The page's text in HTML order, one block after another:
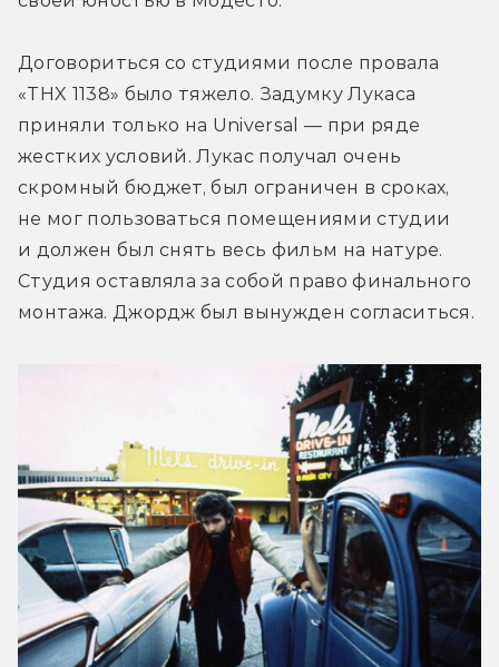
Договориться со студиями после провала
«THX 1138» было тяжело. Задумку Лукаса
приняли только на Universal — при ряде
жестких условий. Лукас получал очень
скромный бюджет, был ограничен в сроках,
не мог пользоваться помещениями студии
и должен был снять весь фильм на натуре.
Студия оставляла за собой право финального
монтажа. Джордж был вынужден согласиться.